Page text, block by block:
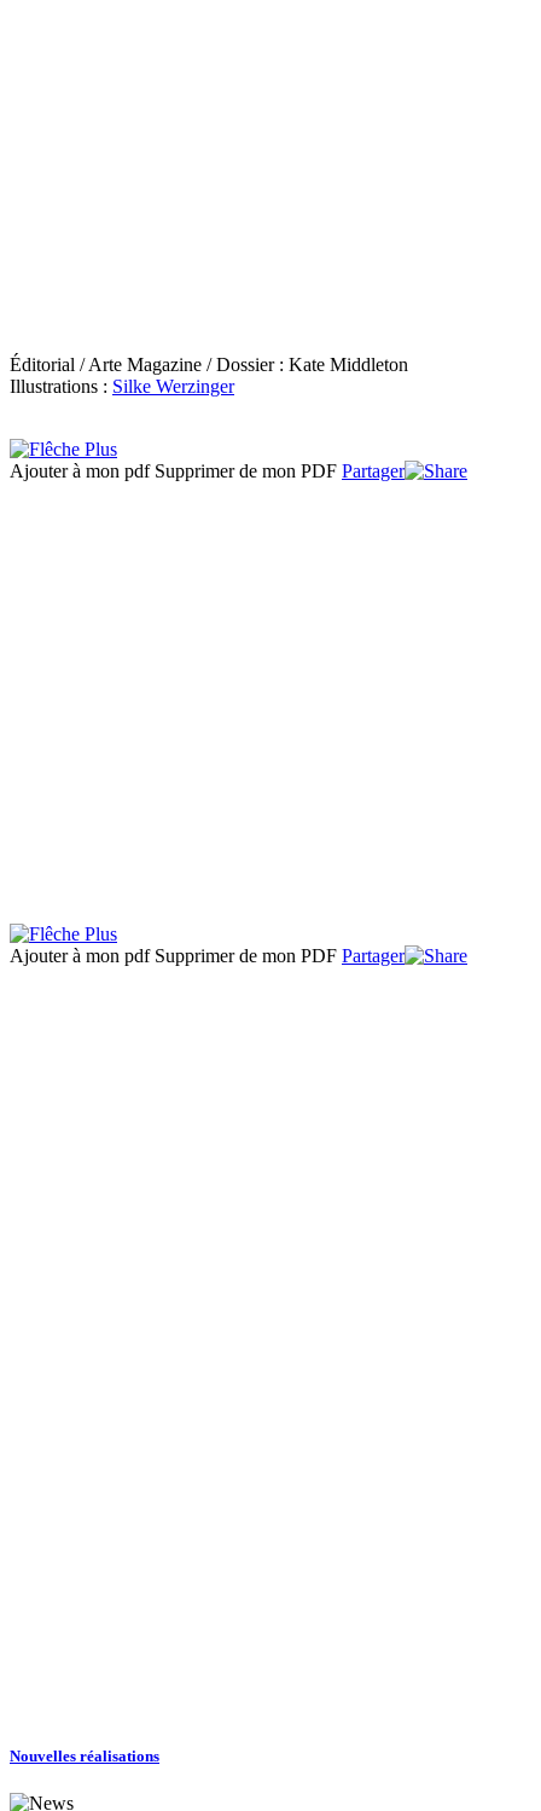
Éditorial / Arte Magazine / Dossier : Kate Middleton
Illustrations : Silke Werzinger
Ajouter à mon pdf Supprimer de mon PDF Partager
Ajouter à mon pdf Supprimer de mon PDF Partager
Nouvelles réalisations